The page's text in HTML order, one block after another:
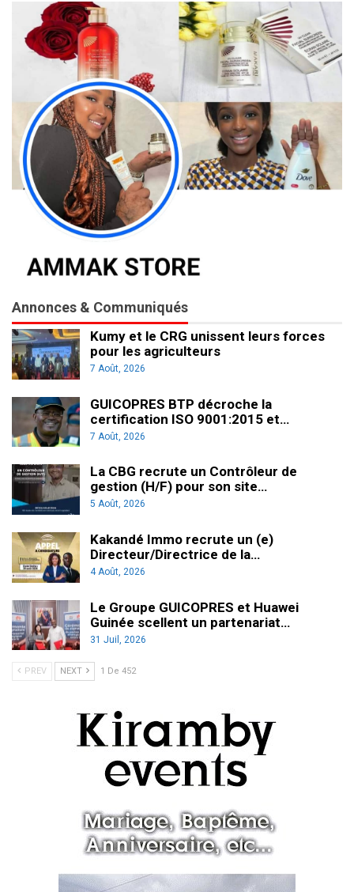
Annonces & Communiqués
Kumy et le CRG unissent leurs forces
pour les agriculteurs
7 Août, 2026
GUICOPRES BTP décroche la
certification ISO 9001:2015 et…
7 Août, 2026
La CBG recrute un Contrôleur de
gestion (H/F) pour son site…
5 Août, 2026
Kakandé Immo recrute un (e)
Directeur/Directrice de la…
4 Août, 2026
Le Groupe GUICOPRES et Huawei
Guinée scellent un partenariat…
31 Juil, 2026
PREV NEXT 1 De 452